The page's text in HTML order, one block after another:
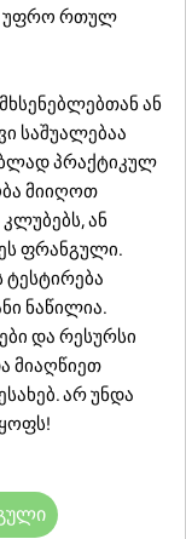
უფრო რთულ
ან
საშუალებაა
პრაქტიკულ
მიიღოთ
ან
ფრანგული.
ტესტირება
ნაწილია.
და რესურსი
მიაღწიეთ
არ უნდა